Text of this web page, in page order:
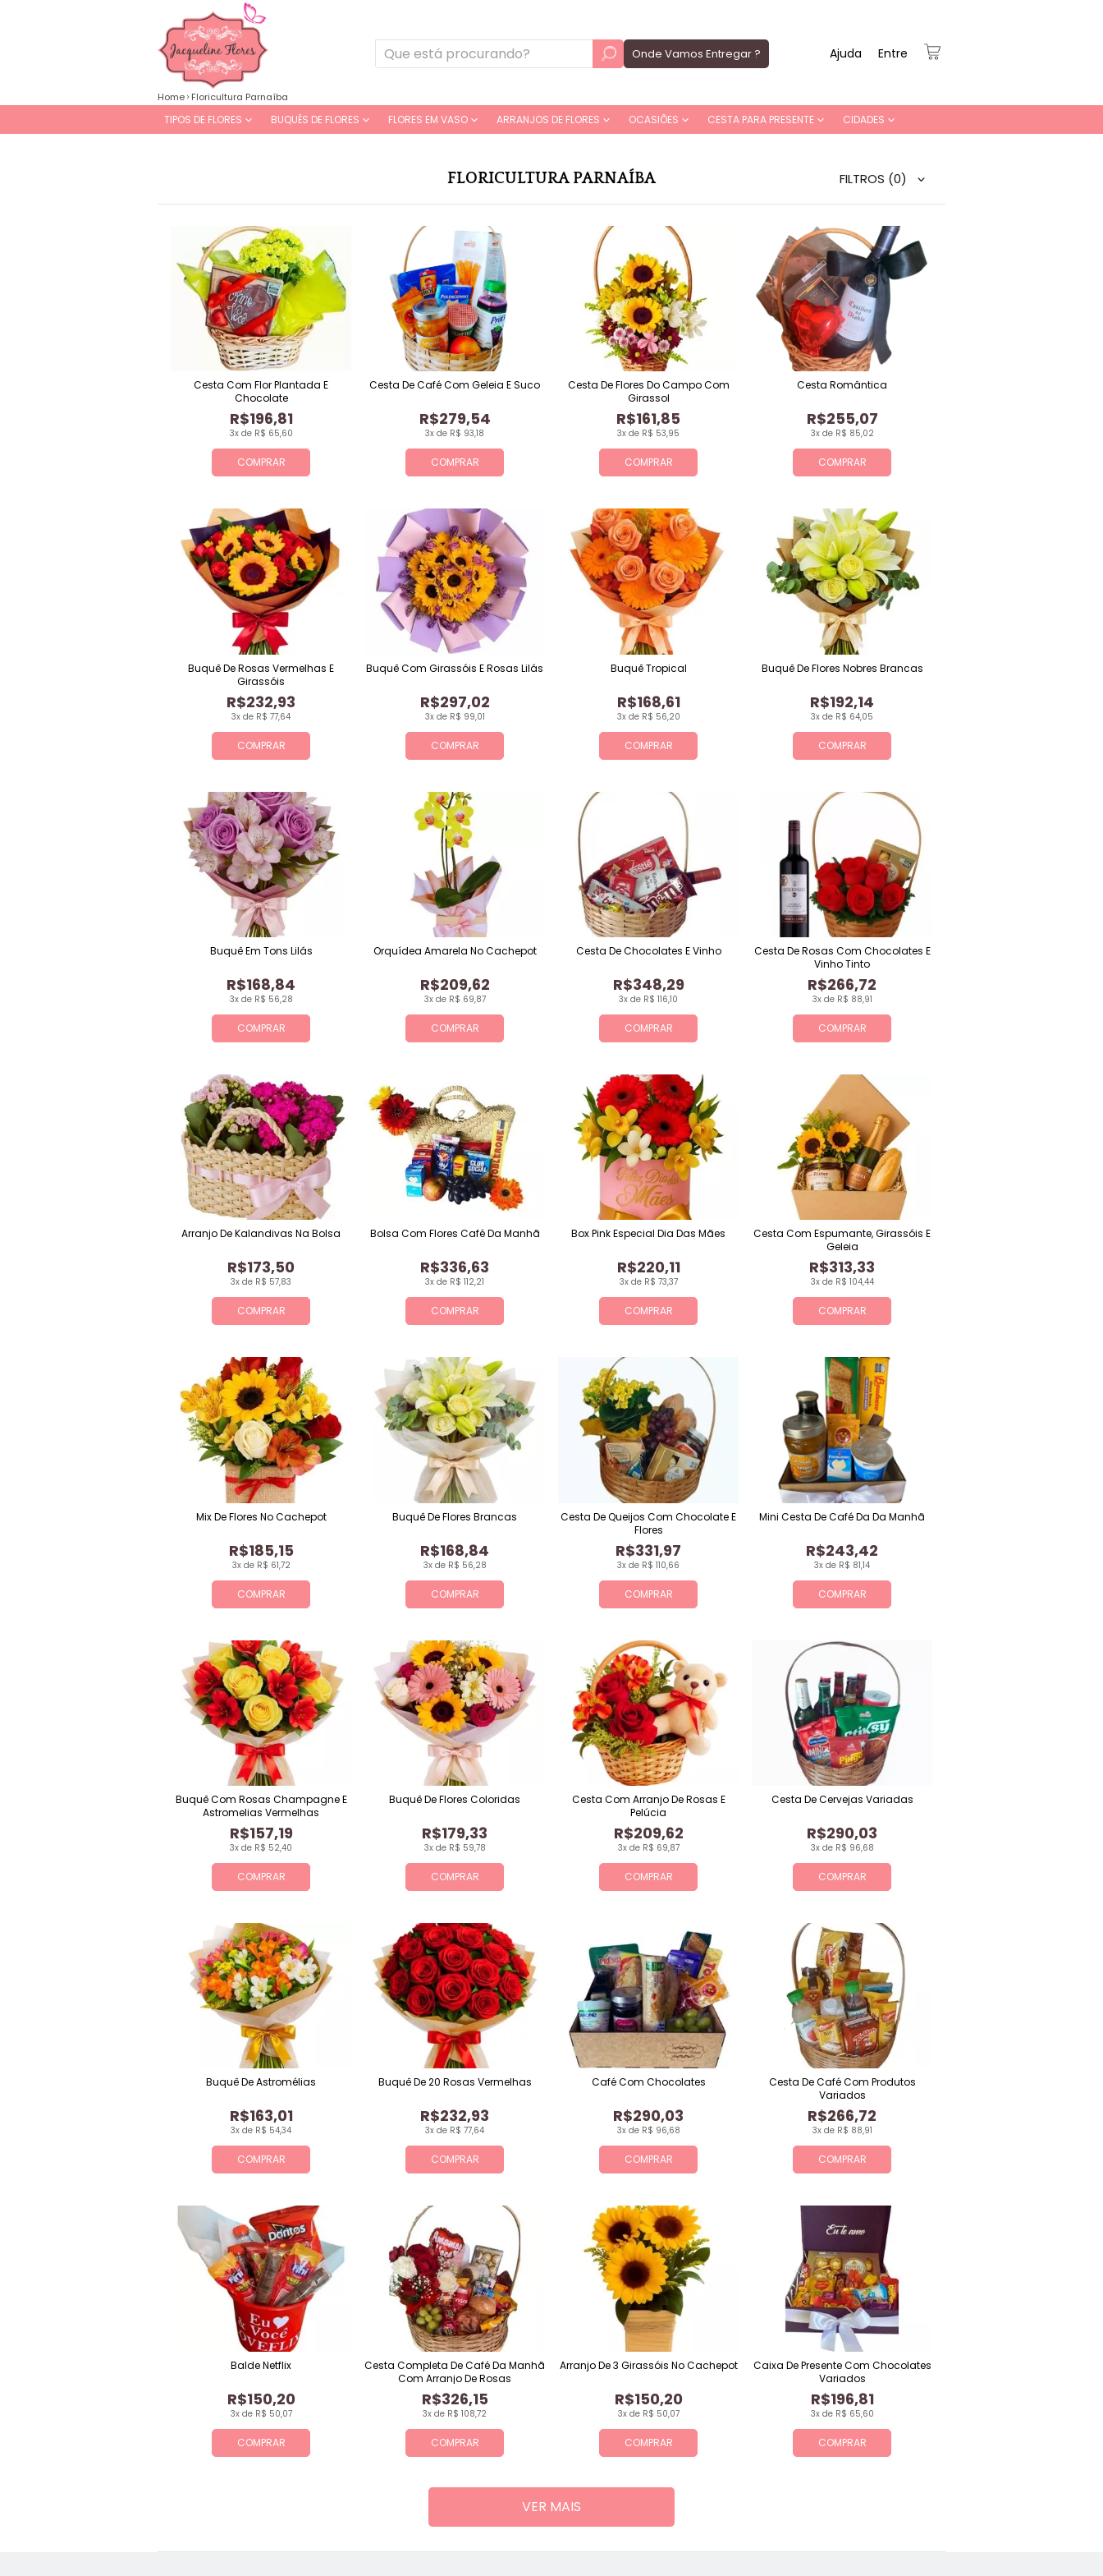
Onde Vamos Entregar ? Entre
Ajuda
TIPOS DE FLORES BUQUÊS DE FLORES FLORES EM VASO ARRANJOS DE FLORES OCASIÕES CESTA PARA PRESENTE CIDADES
Home Floricultura Parnaíba
FLORICULTURA PARNAÍBA FILTROS (0)
COMPRAR
3x de R$ 65,60
R$196,81
Cesta Com Flor Plantada E
Chocolate
COMPRAR
3x de R$ 93,18
R$279,54
Cesta De Café Com Geleia E Suco
COMPRAR
3x de R$ 53,95
R$161,85
Cesta De Flores Do Campo Com
Girassol
COMPRAR
3x de R$ 85,02
R$255,07
Cesta Romântica
COMPRAR
3x de R$ 77,64
R$232,93
Buquê De Rosas Vermelhas E
Girassóis
COMPRAR
3x de R$ 99,01
R$297,02
Buquê Com Girassóis E Rosas Lilás
COMPRAR
3x de R$ 56,20
R$168,61
Buquê Tropical
COMPRAR
3x de R$ 64,05
R$192,14
Buquê De Flores Nobres Brancas
COMPRAR
3x de R$ 56,28
R$168,84
Buquê Em Tons Lilás
COMPRAR
3x de R$ 69,87
R$209,62
Orquídea Amarela No Cachepot
COMPRAR
3x de R$ 116,10
R$348,29
Cesta De Chocolates E Vinho
COMPRAR
3x de R$ 88,91
R$266,72
Cesta De Rosas Com Chocolates E
Vinho Tinto
COMPRAR
3x de R$ 57,83
R$173,50
Arranjo De Kalandivas Na Bolsa
COMPRAR
3x de R$ 112,21
R$336,63
Bolsa Com Flores Café Da Manhã
COMPRAR
3x de R$ 73,37
R$220,11
Box Pink Especial Dia Das Mães
COMPRAR
3x de R$ 104,44
R$313,33
Cesta Com Espumante, Girassóis E
Geleia
COMPRAR
3x de R$ 61,72
R$185,15
Mix De Flores No Cachepot
COMPRAR
3x de R$ 56,28
R$168,84
Buquê De Flores Brancas
COMPRAR
3x de R$ 110,66
R$331,97
Cesta De Queijos Com Chocolate E
Flores
COMPRAR
3x de R$ 81,14
R$243,42
Mini Cesta De Café Da Da Manhã
COMPRAR
3x de R$ 52,40
R$157,19
Buquê Com Rosas Champagne E
Astromelias Vermelhas
COMPRAR
3x de R$ 59,78
R$179,33
Buquê De Flores Coloridas
COMPRAR
3x de R$ 69,87
R$209,62
Cesta Com Arranjo De Rosas E
Pelúcia
COMPRAR
3x de R$ 96,68
R$290,03
Cesta De Cervejas Variadas
COMPRAR
3x de R$ 54,34
R$163,01
Buquê De Astromélias
COMPRAR
3x de R$ 77,64
R$232,93
Buquê De 20 Rosas Vermelhas
COMPRAR
3x de R$ 96,68
R$290,03
Café Com Chocolates
COMPRAR
3x de R$ 88,91
R$266,72
Cesta De Café Com Produtos
Variados
COMPRAR
3x de R$ 50,07
R$150,20
Balde Netflix
COMPRAR
3x de R$ 108,72
R$326,15
Cesta Completa De Café Da Manhã
Com Arranjo De Rosas
COMPRAR
3x de R$ 50,07
R$150,20
Arranjo De 3 Girassóis No Cachepot
COMPRAR
3x de R$ 65,60
R$196,81
Caixa De Presente Com Chocolates
Variados
VER MAIS